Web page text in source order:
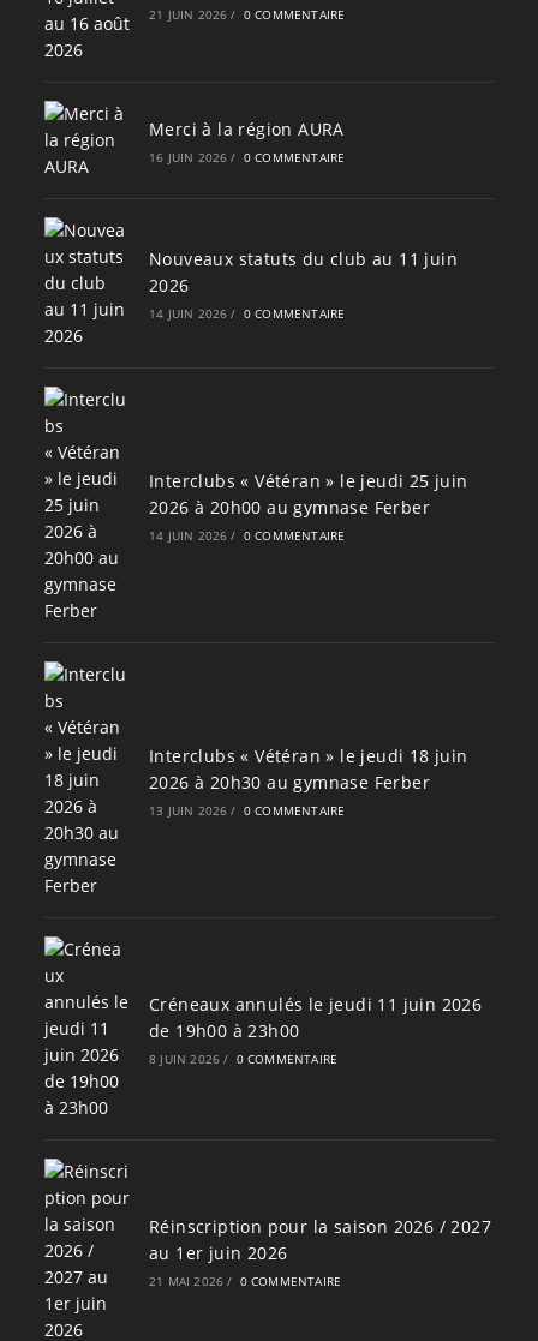
21 JUIN 2026 / 0 COMMENTAIRE
Merci à la région AURA
16 JUIN 2026 / 0 COMMENTAIRE
Nouveaux statuts du club au 11 juin
2026
14 JUIN 2026 / 0 COMMENTAIRE
Interclubs « Vétéran » le jeudi 25 juin
2026 à 20h00 au gymnase Ferber
14 JUIN 2026 / 0 COMMENTAIRE
Interclubs « Vétéran » le jeudi 18 juin
2026 à 20h30 au gymnase Ferber
13 JUIN 2026 / 0 COMMENTAIRE
Créneaux annulés le jeudi 11 juin 2026
de 19h00 à 23h00
8 JUIN 2026 / 0 COMMENTAIRE
Réinscription pour la saison 2026 / 2027
au 1er juin 2026
21 MAI 2026 / 0 COMMENTAIRE